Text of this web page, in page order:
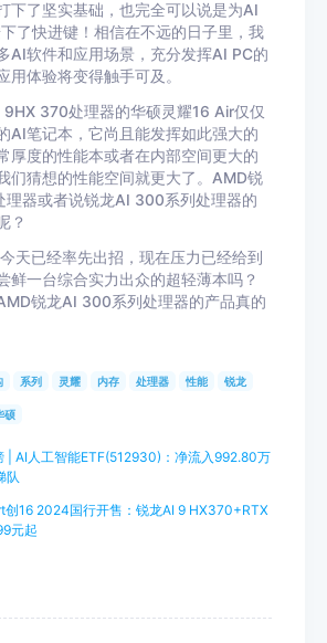
下了坚实基础，也完全可以说是为AI
了快进键！相信在不远的日子里，我
AI软件和应用场景，充分发挥AI PC的
用体验将变得触手可及。
370处理器的华硕灵耀16 Air仅仅
AI笔记本，它尚且能发挥如此强大的
厚度的性能本或者在内部空间更大的
们猜想的性能空间就更大了。AMD锐
器或者说锐龙AI 300系列处理器的
？
天已经率先出招，现在压力已经给到
鲜一台综合实力出众的超轻薄本吗？
锐龙AI 300系列处理器的产品真的
系列 灵耀 内存 处理器 性能 锐龙
硕
| AI人工智能ETF(512930)：净流入992.80万
队
创16 2024国行开售：锐龙AI 9 HX370+RTX
元起